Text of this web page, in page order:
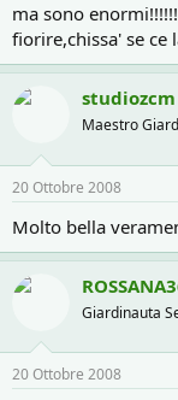
ma sono
fiorire,chissa' se ce
studiozcm
Maestro
20 Ottobre 2008
Molto bella
Giardinauta
20 Ottobre 2008